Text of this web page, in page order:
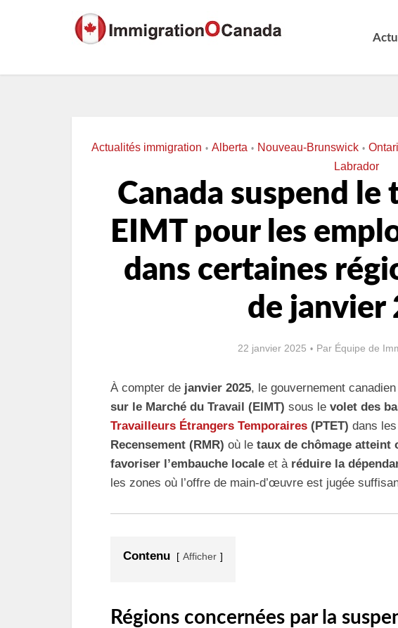
Actualités immigration • Alberta • Nouveau-Brunswick •
Labrador
Canada suspend
EIMT pour les
dans certaines
de janvier
22 janvier 2025 Par Équipe de
À compter de janvier 2025, le gouvernement
sur le Marché du Travail (EIMT) sous le volet des
Travailleurs Étrangers Temporaires (PTET) dans les
Recensement (RMR) où le taux de chômage atteint
favoriser l’embauche locale et à réduire la
les zones où l’offre de main-d’œuvre est jugée
Contenu Afficher
Régions concernées par la